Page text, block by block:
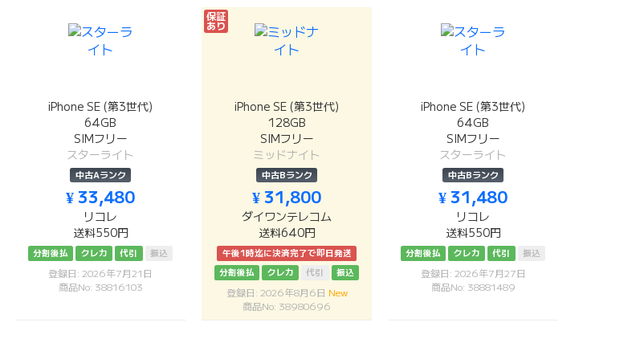
iPhone SE (第3世代)
64GB
SIMフリー
スターライト
中古Aランク
¥ 33,480
リコレ
送料550円
分割後払 クレカ 代引 振込
登録日: 2026年7月21日
商品No: 38816103
保証
あり
iPhone SE (第3世代)
128GB
SIMフリー
ミッドナイト
中古Bランク
¥ 31,800
ダイワンテレコム
送料640円
午後1時迄に決済完了で即日発送
分割後払
クレカ 代引 振込
登録日: 2026年8月6日 New
商品No: 38980696
iPhone SE (第3世代)
64GB
SIMフリー
スターライト
中古Bランク
¥ 31,480
リコレ
送料550円
分割後払 クレカ 代引 振込
登録日: 2026年7月27日
商品No: 38881489